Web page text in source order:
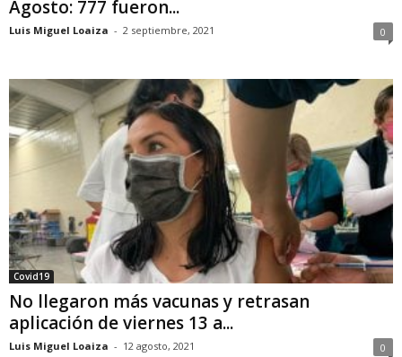
Agosto: 777 fueron...
Luis Miguel Loaiza - 2 septiembre, 2021 0
Covid19
No llegaron más vacunas y retrasan
aplicación de viernes 13 a...
Luis Miguel Loaiza - 12 agosto, 2021 0